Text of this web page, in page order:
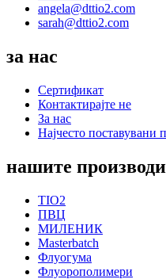
angela@dttio2.com
sarah@dttio2.com
за нас
Сертификат
Контактирајте не
За нас
Најчесто поставувани
нашите производи
TIO2
ПВЦ
МИЛЕНИК
Masterbatch
Флуогума
Флуорополимери